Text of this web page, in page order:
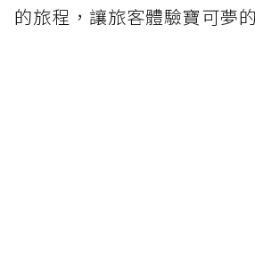
的旅程，讓旅客體驗寶可夢的